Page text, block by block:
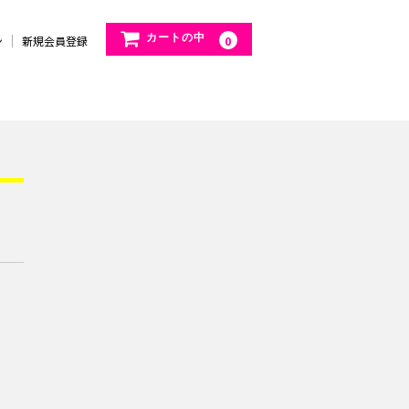
カートの中 0
新規会員登録